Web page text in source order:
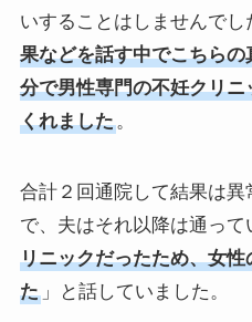
いすることはしませんでし
果などを話す中でこちら
分で男性専門の不妊クリ
くれました。
合計２回通院して結果は
で、夫はそれ以降は通って
リニックだったため、女
た」と話していました。